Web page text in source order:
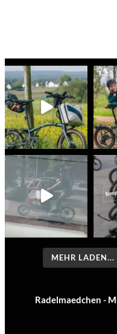
MEHR LADEN...
Radelmaedchen -